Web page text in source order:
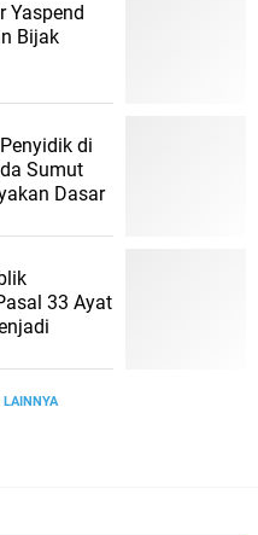
Yaspend
Bijak
di
Sumut
Dasar
33 Ayat
LAINNYA